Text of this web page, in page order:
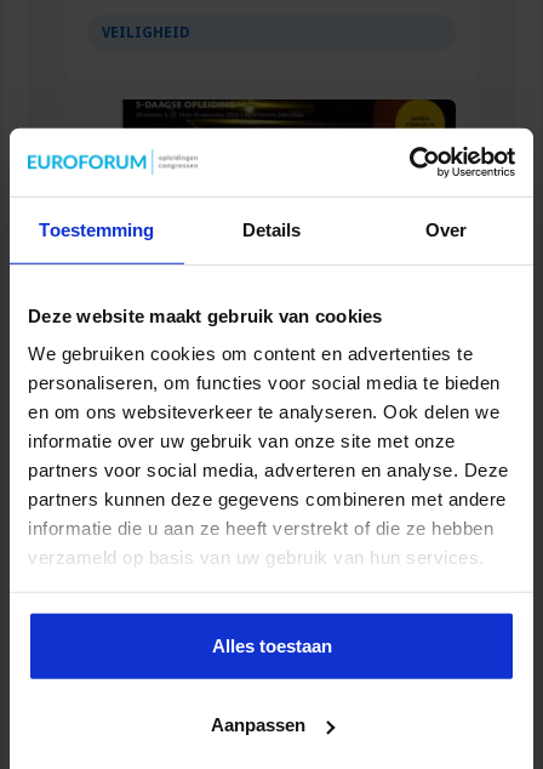
Toestemming Details Over
Deze website maakt gebruik van cookies
We gebruiken cookies om content en advertenties te
personaliseren, om functies voor social media te bieden
en om ons websiteverkeer te analyseren. Ook delen we
informatie over uw gebruik van onze site met onze
partners voor social media, adverteren en analyse. Deze
partners kunnen deze gegevens combineren met andere
informatie die u aan ze heeft verstrekt of die ze hebben
verzameld op basis van uw gebruik van hun services.
Alles toestaan
Aanpassen
VEILIGHEID
Opleiding Aanpak jeugdcriminaliteit en
ketenregie